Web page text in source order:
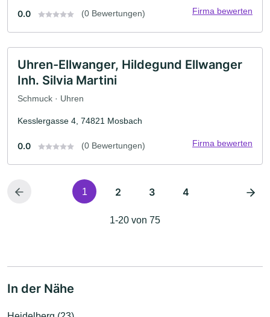
0.0 (0 Bewertungen) Firma bewerten
Uhren-Ellwanger, Hildegund Ellwanger
Inh. Silvia Martini
Schmuck · Uhren
Kesslergasse 4, 74821 Mosbach
0.0 (0 Bewertungen) Firma bewerten
1 2 3 4
1-20 von 75
In der Nähe